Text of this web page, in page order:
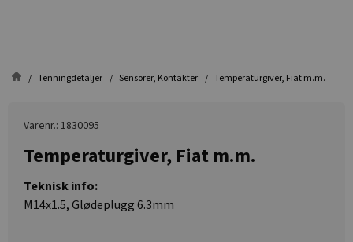
Tenningdetaljer Sensorer, Kontakter Temperaturgiver, Fiat m.m.
Varenr.: 1830095
Temperaturgiver, Fiat m.m.
Teknisk info:
M14x1.5, Glødeplugg 6.3mm